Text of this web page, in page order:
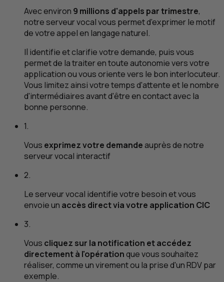
Avec environ 9 millions d'appels par trimestre,
notre serveur vocal vous permet d’exprimer le motif
de votre appel en langage naturel.
Il identifie et clarifie votre demande, puis vous
permet de la traiter en toute autonomie vers votre
application ou vous oriente vers le bon interlocuteur.
Vous limitez ainsi votre temps d'attente et le nombre
d'intermédiaires avant d'être en contact avec la
bonne personne.
1.
Vous exprimez votre demandeauprès de notre
serveur vocal interactif
2.
Le serveur vocal identifie votre besoin et vous
envoie un accès direct via votre application CIC
3.
Vous cliquez sur la notification et accédez
directement à l'opérationque vous souhaitez
réaliser, comme un virement ou la prise d'unRDVpar
exemple.